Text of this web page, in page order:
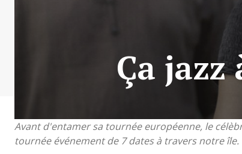
Avant d'entamer sa tournée européenne, le
tournée événement de 7 dates à travers notre île.
Ça